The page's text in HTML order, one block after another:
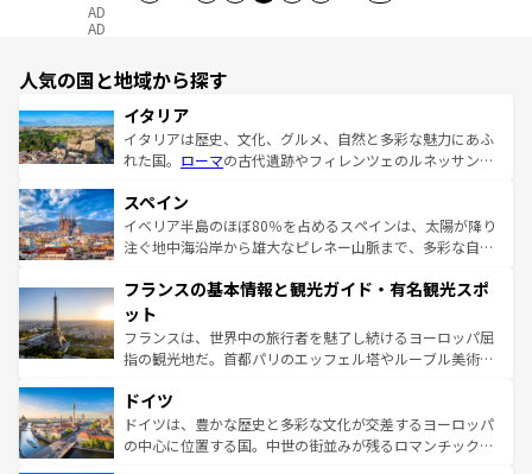
AD
AD
人気の国と地域から探す
イタリア
イタリアは歴史、文化、グルメ、自然と多彩な魅力にあふ
れた国。 ローマの古代遺跡やフィレンツェのルネッサンス
ろん、トスカーナの美しい田園風景やアマルフィ海岸の絶
景など、自然景観も見逃せない。観光の合間には、本場の
ピザやパスタなど、絶品のイタリア料理を堪能することも
ませてくれるイタリアで、忘れられない旅をしてみよう！
なお、新着のイタリア情報は
しい。
スペイン
イベリア半島のほぼ80％を占めるスペインは、太陽が降り
注ぐ地中海沿岸から雄大なピレネー山脈まで、多彩な自然
文化が根付くこの国では、情熱的なフラメンコ、熱気あふ
れる闘牛、そして美味しいタパスが生活の一部となってい
る。首都マドリードの洗練された雰囲気や、バルセロナの
アートに溢れた街角から、地方では古代ローマ遺跡や中世
せる。地方によって風土や気候が異なるスペインはその個
性で訪れる人を魅了する。 なお、新着のスペイン情報は コ
ンテンツ一覧を参照してほしい。
フランスの基本情報と観光ガイド・有名観光スポ
ット
フランスは、世界中の旅行者を魅了し続けるヨーロッパ屈
指の観光地だ。首都パリのエッフェル塔やルーブル美術館
で、幅広い魅力が詰まっている。華麗な宮殿、歴史的な大
聖堂、美しいビーチ、そして豊かな自然が、訪れる者を心
から魅了する。また、フランスは美食の国としても知ら
ドイツ
ドイツは、豊かな歴史と多彩な文化が交差するヨーロッパ
の中心に位置する国。中世の街並みが残るロマンチック街